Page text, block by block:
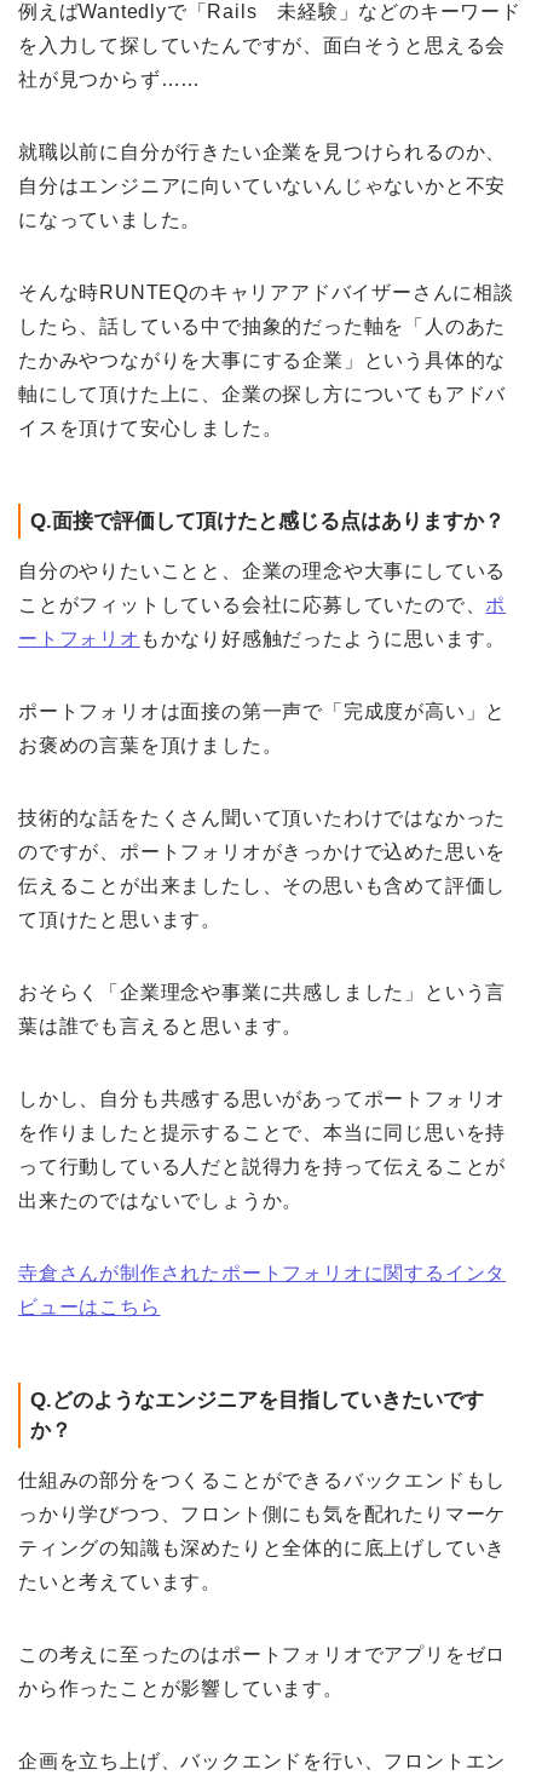
例えばWantedlyで「Rails 未経験」などのキーワード
を入力して探していたんですが、面白そうと思える会
社が見つからず……
就職以前に自分が行きたい企業を見つけられるのか、
自分はエンジニアに向いていないんじゃないかと不安
になっていました。
そんな時RUNTEQのキャリアアドバイザーさんに相談
したら、話している中で抽象的だった軸を「人のあた
たかみやつながりを大事にする企業」という具体的な
軸にして頂けた上に、企業の探し方についてもアドバ
イスを頂けて安心しました。
Q.面接で評価して頂けたと感じる点はありますか？
自分のやりたいことと、企業の理念や大事にしている
ことがフィットしている会社に応募していたので、 ポ
ートフォリオ もかなり好感触だったように思います。
ポートフォリオは面接の第一声で「完成度が高い」と
お褒めの言葉を頂けました。
技術的な話をたくさん聞いて頂いたわけではなかった
のですが、ポートフォリオがきっかけで込めた思いを
伝えることが出来ましたし、その思いも含めて評価し
て頂けたと思います。
おそらく「企業理念や事業に共感しました」という言
葉は誰でも言えると思います。
しかし、自分も共感する思いがあってポートフォリオ
を作りましたと提示することで、本当に同じ思いを持
って行動している人だと説得力を持って伝えることが
出来たのではないでしょうか。
寺倉さんが制作されたポートフォリオに関するインタ
ビューはこちら
Q.どのようなエンジニアを目指していきたいです
か？
仕組みの部分をつくることができるバックエンドもし
っかり学びつつ、フロント側にも気を配れたりマーケ
ティングの知識も深めたりと全体的に底上げしていき
たいと考えています。
この考えに至ったのはポートフォリオでアプリをゼロ
から作ったことが影響しています。
企画を立ち上げ、バックエンドを行い、フロントエン